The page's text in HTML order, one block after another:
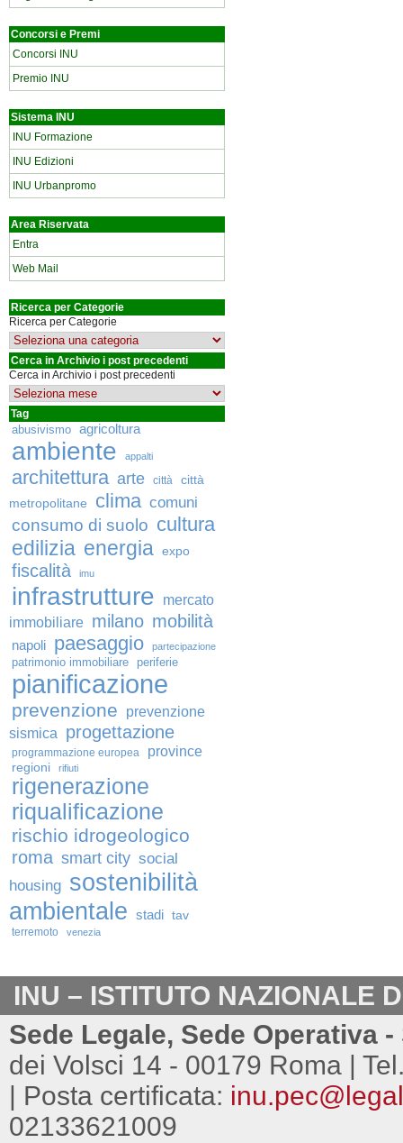
Concorsi e Premi
Concorsi INU
Premio INU
Sistema INU
INU Formazione
INU Edizioni
INU Urbanpromo
Area Riservata
Entra
Web Mail
Ricerca per Categorie
Ricerca per Categorie
Cerca in Archivio i post precedenti
Cerca in Archivio i post precedenti
Tag
abusivismo agricoltura
ambiente appalti
architettura arte città
città
metropolitane
clima comuni
consumo di suolo cultura
edilizia energia expo
fiscalità imu
infrastrutture
mercato
immobiliare milano mobilità
napoli paesaggio partecipazione
patrimonio immobiliare periferie
pianificazione
prevenzione
prevenzione
sismica
progettazione
programmazione europea province
regioni rifiuti
rigenerazione
riqualificazione
rischio idrogeologico
roma smart city social
housing sostenibilità
ambientale stadi tav
terremoto venezia
INU – ISTITUTO NAZIONALE
Sede Legale, Sede Operativa
dei Volsci 14 - 00179 Roma |
| Posta certificata:
02133621009